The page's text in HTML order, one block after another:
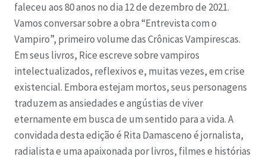
faleceu aos 80 anos no dia 12 de dezembro de 2021.
Vamos conversar sobre a obra “Entrevista com o
Vampiro”, primeiro volume das Crônicas Vampirescas.
Em seus livros, Rice escreve sobre vampiros
intelectualizados, reflexivos e, muitas vezes, em crise
existencial. Embora estejam mortos, seus personagens
traduzem as ansiedades e angústias de viver
eternamente em busca de um sentido para a vida.A
convidada desta edição é Rita Damasceno é jornalista,
radialista e uma apaixonada por livros, filmes e histórias